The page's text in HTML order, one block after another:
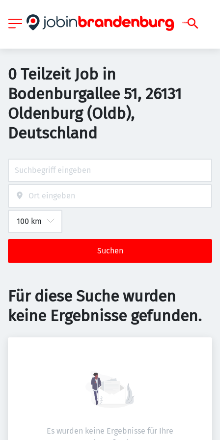
0 Teilzeit Job in
Bodenburgallee 51, 26131
Oldenburg (Oldb),
Deutschland
Suchen
Für diese Suche wurden
keine Ergebnisse gefunden.
Es wurden keine Ergebnisse für Ihre